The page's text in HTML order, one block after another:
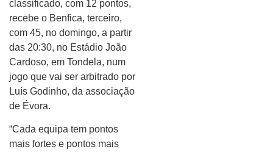
classificado, com 12 pontos,
recebe o Benfica, terceiro,
com 45, no domingo, a partir
das 20:30, no Estádio João
Cardoso, em Tondela, num
jogo que vai ser arbitrado por
Luís Godinho, da associação
de Évora.
“Cada equipa tem pontos
mais fortes e pontos mais